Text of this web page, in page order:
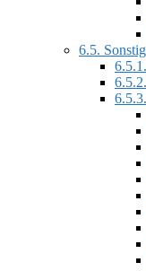
6.5.
6.5.1.
6.5.2.
6.5.3.